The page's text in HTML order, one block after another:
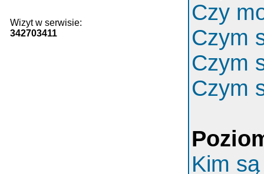
Wizyt w serwisie:
342703411
Czy
Czym
Czym
Czym
Kim